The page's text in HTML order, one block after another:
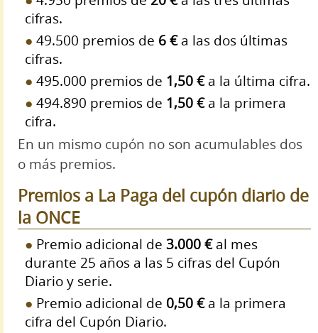
cifras.
49.500 premios de 6 €a las dos últimas
cifras.
495.000 premios de 1,50 €a la última cifra.
494.890 premios de 1,50 €a la primera
cifra.
En un mismo cupón no son acumulables dos
o más premios.
Premios a La Paga del cupón diario de
la ONCE
Premio adicional de 3.000 €al mes
durante 25 años a las 5 cifras del Cupón
Diario y serie.
Premio adicional de 0,50 €a la primera
cifra del Cupón Diario.